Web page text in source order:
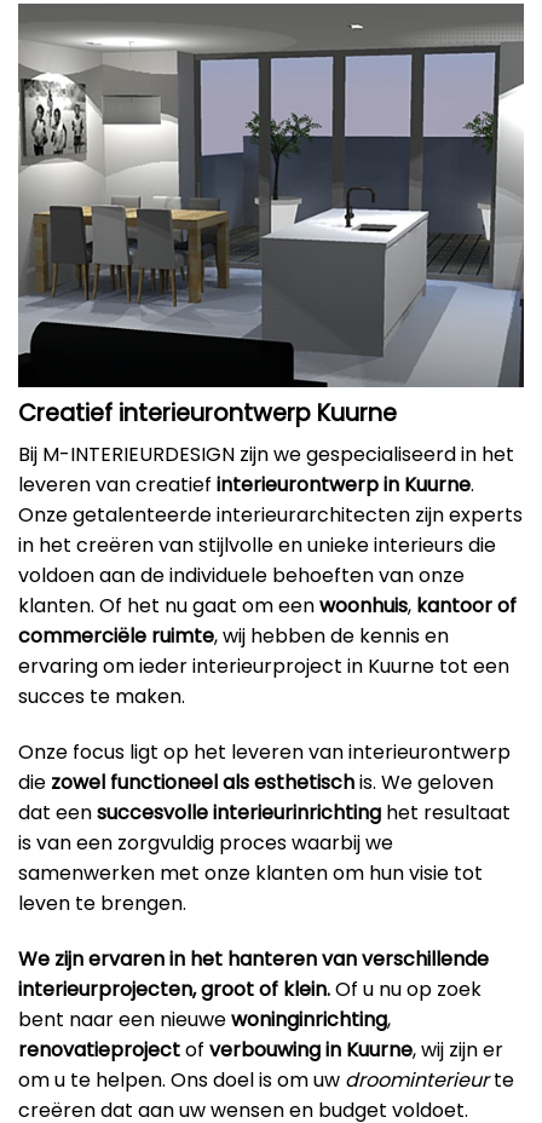
Creatief interieurontwerp Kuurne
Bij M-INTERIEURDESIGN zijn we gespecialiseerd in het
leveren van creatief interieurontwerp in Kuurne.
Onze getalenteerde interieurarchitecten zijn experts
in het creëren van stijlvolle en unieke interieurs die
voldoen aan de individuele behoeften van onze
klanten. Of het nu gaat om eenwoonhuis, kantoorof
commerciële ruimte, wij hebben de kennis en
ervaring om ieder interieurproject in Kuurne tot een
succes te maken.
Onze focus ligt op het leveren van interieurontwerp
die zowel functioneel als esthetischis. We geloven
dat eensuccesvolle interieurinrichting het resultaat
is van een zorgvuldig proces waarbij we
samenwerken met onze klanten om hun visie tot
leven te brengen.
We zijn ervaren in het hanteren van verschillende
interieurprojecten, groot of klein.Of u nu op zoek
bent naar een nieuwewoninginrichting,
renovatieprojectof verbouwing in Kuurne, wij zijn er
om u te helpen. Ons doel is om uw droominterieurte
creëren dat aan uw wensen en budget voldoet.